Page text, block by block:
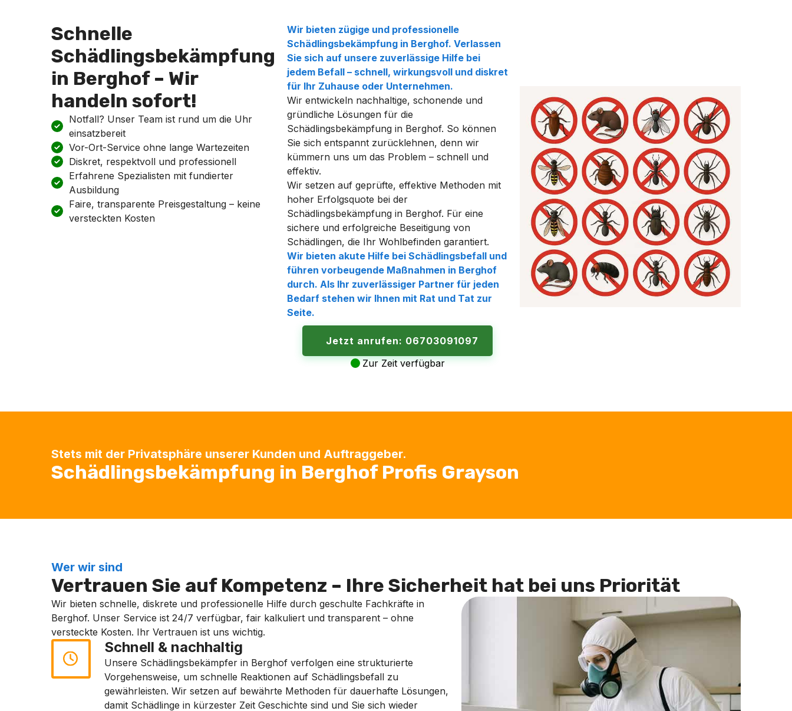
Schnelle
Schädlingsbekämpfung
in Berghof – Wir
handeln sofort!
Notfall? Unser Team ist rund um die Uhr
einsatzbereit
Vor-Ort-Service ohne lange Wartezeiten
Diskret, respektvoll und professionell
Erfahrene Spezialisten mit fundierter
Ausbildung
Faire, transparente Preisgestaltung – keine
versteckten Kosten
Wir bieten zügige und professionelle
Schädlingsbekämpfung in Berghof. Verlassen
Sie sich auf unsere zuverlässige Hilfe bei
jedem Befall – schnell, wirkungsvoll und diskret
für Ihr Zuhause oder Unternehmen.
Wir entwickeln nachhaltige, schonende und
gründliche Lösungen für die
Schädlingsbekämpfung in Berghof. So können
Sie sich entspannt zurücklehnen, denn wir
kümmern uns um das Problem – schnell und
effektiv.
Wir setzen auf geprüfte, effektive Methoden mit
hoher Erfolgsquote bei der
Schädlingsbekämpfung in Berghof. Für eine
sichere und erfolgreiche Beseitigung von
Schädlingen, die Ihr Wohlbefinden garantiert.
Wir bieten akute Hilfe bei Schädlingsbefall und
führen vorbeugende Maßnahmen in Berghof
durch. Als Ihr zuverlässiger Partner für jeden
Bedarf stehen wir Ihnen mit Rat und Tat zur
Seite.
Jetzt anrufen: 06703091097
Zur Zeit verfügbar
Stets mit der Privatsphäre unserer Kunden und Auftraggeber.
Schädlingsbekämpfung in Berghof Profis Grayson
Wer wir sind
Vertrauen Sie auf Kompetenz – Ihre Sicherheit hat bei uns Priorität
Wir bieten schnelle, diskrete und professionelle Hilfe durch geschulte Fachkräfte in
Berghof. Unser Service ist 24/7 verfügbar, fair kalkuliert und transparent – ohne
versteckte Kosten. Ihr Vertrauen ist uns wichtig.
Schnell & nachhaltig
Unsere Schädlingsbekämpfer in Berghof verfolgen eine strukturierte
Vorgehensweise, um schnelle Reaktionen auf Schädlingsbefall zu
gewährleisten. Wir setzen auf bewährte Methoden für dauerhafte Lösungen,
damit Schädlinge in kürzester Zeit Geschichte sind und Sie sich wieder